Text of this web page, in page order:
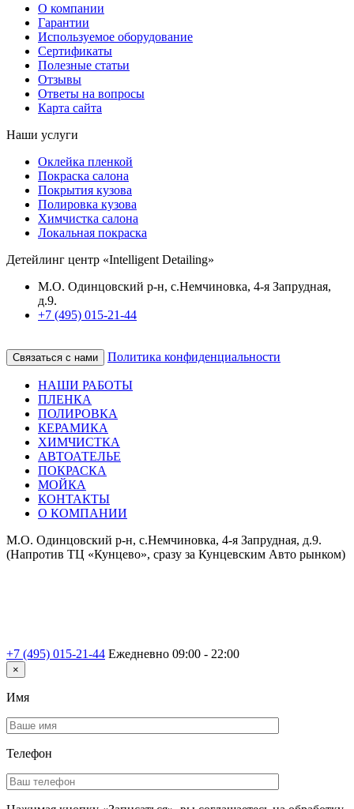
О компании
Гарантии
Используемое оборудование
Сертификаты
Полезные статьи
Отзывы
Ответы на вопросы
Карта сайта
Наши услуги
Оклейка пленкой
Покраска салона
Покрытия кузова
Полировка кузова
Химчистка салона
Локальная покраска
Детейлинг центр «Intelligent Detailing»
М.О. Одинцовский р-н, с.Немчиновка, 4-я Запрудная,
д.9.
+7 (495) 015-21-44
Связаться с нами Политика конфиденциальности
НАШИ РАБОТЫ
ПЛЕНКА
ПОЛИРОВКА
КЕРАМИКА
ХИМЧИСТКА
АВТОАТЕЛЬЕ
ПОКРАСКА
МОЙКА
КОНТАКТЫ
О КОМПАНИИ
М.О. Одинцовский р-н, с.Немчиновка, 4-я Запрудная, д.9.
(Напротив ТЦ «Кунцево», сразу за Кунцевским Авто рынком)
+7 (495) 015-21-44 Ежедневно 09:00 - 22:00
×
Имя
Телефон